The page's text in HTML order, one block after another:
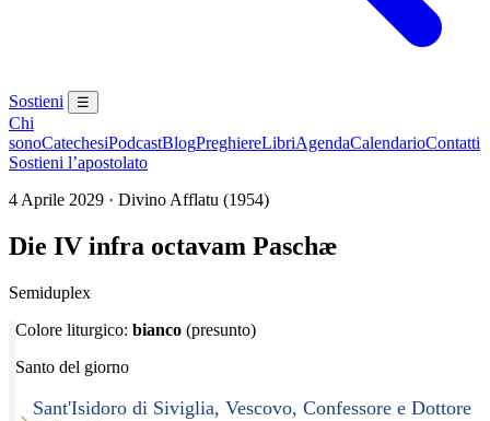
Sostieni ☰
Chi
sonoCatechesiPodcastBlogPreghiereLibriAgendaCalendarioContatti
Sostieni l’apostolato
4 Aprile 2029 · Divino Afflatu (1954)
Die IV infra octavam Paschæ
Semiduplex
Colore liturgico: bianco (presunto)
Santo del giorno
Sant'Isidoro di Siviglia, Vescovo, Confessore e Dottore